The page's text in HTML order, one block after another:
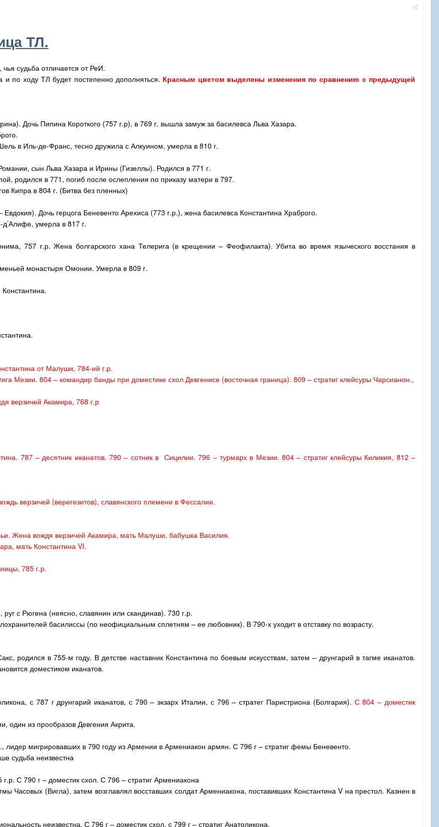
ТЛ.
судьба отличается от РеИ.
по ходу ТЛ будет постепенно дополняться. Красным цветом выделены изменения по сравнению с предыдущей
Дочь Пипина Короткого (757 г.р), в 769 г. вышла замуж за басилевса Льва Хазара.
в Иль-де-Франс, тесно дружила с Алкуином, умерла в 810 г.
сын Льва Хазара и Ирины (Гизеллы). Родился в 771 г.
родился в 771, погиб после ослепления по приказу матери в 797.
Кипра в 804 г. (Битва без пленных)
Дочь герцога Беневенто Арехиса (773 г.р.), жена басилевса Константина Храброго.
умерла в 817 г.
757 г.р. Жена болгарского хана Телерига (в крещении – Феофилакта). Убита во время языческого восстания в
монастыря Омонии. Умерла в 809 г.
от Малуши, 784-ий г.р.
Мезии. 804 – командир банды при доместике схол Девгенисе (восточная граница). 809 – стратиг клейсуры Чарсианон.,
верзичей Акамира, 768 г.р
787 – десятник иканатов. 790 – сотник в Сицилии. 796 – турмарх в Мезии. 804 – стратиг клейсуры Киликия, 812 –
верзичей (верегезитов), славянского племени в Фессалии.
Жена вождя верзичей Акамира, мать Малуши, бабушка Василия.
мать Константина VI.
785 г.р.
с Рюгена (неясно, славянин или скандинав). 730 г.р.
басилиссы (по неофициальным сплетням – ее любовник). В 790-х уходит в отставку по возрасту.
родился в 755-м году. В детстве наставник Константина по боевым искусствам, затем – друнгарий в тагме иканатов.
доместиком иканатов.
с 787 г друнгарий иканатов, с 790 – экзарх Италии, с 796 – стратег Паристриона (Болгария). С 804 – доместик
один из прообразов Девгения Акрита.
лидер мигрировавших в 790 году из Армении в Армениакон армян. С 796 г – стратиг фемы Беневенто.
судьба неизвестна
С 790 г – доместик схол. С 796 – стратиг Армениакона
Часовых (Вигла), затем возглавлял восставших солдат Армениакона, поставивших КонстантинаV на престол. Казнен в
неизвестна. С 796 г – доместик схол, с 799 г – стратиг Анатоликона.